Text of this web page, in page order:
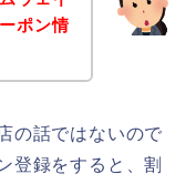
ポン情
の話ではないので
登録をすると、割